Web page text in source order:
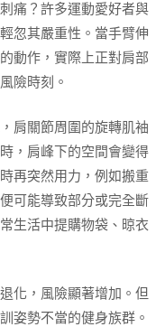
痛？許多運動愛好者與
忽其嚴重性。當手臂伸
動作，實際上正對肩部
險時刻。
肩關節周圍的旋轉肌袖
，肩峰下的空間會變得
再突然用力，例如搬重
可能導致部分或完全斷
生活中提購物袋、晾衣
化，風險顯著增加。但
姿勢不當的健身族群。